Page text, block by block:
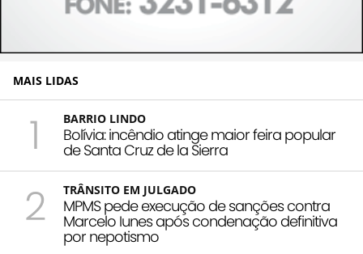
MAIS LIDAS
1 BARRIO LINDO
Bolívia: incêndio atinge maior feira popular
de Santa Cruz de la Sierra
2 TRÂNSITO EM JULGADO
MPMS pede execução de sanções contra
Marcelo Iunes após condenação definitiva
por nepotismo